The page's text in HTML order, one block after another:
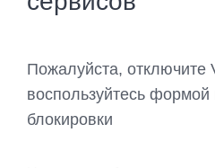
Пожалуйста, отключите
воспользуйтесь
блокировки